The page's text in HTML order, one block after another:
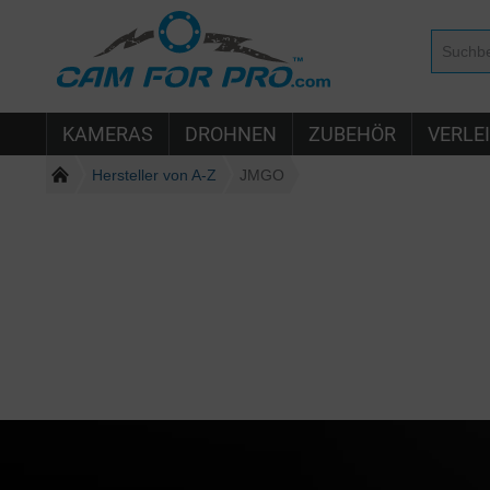
KAMERAS DROHNEN ZUBEHÖR
Hersteller von A-Z JMGO